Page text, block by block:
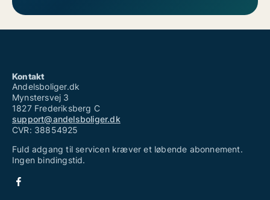
Kontakt
Andelsboliger.dk
Mynstersvej 3
1827 Frederiksberg C
support@andelsboliger.dk
CVR: 38854925
Fuld adgang til servicen kræver et løbende abonnement.
Ingen bindingstid.